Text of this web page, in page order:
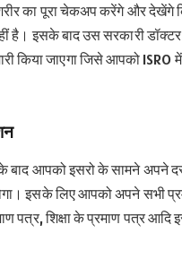
का पूरा चेकअप करेंगे और देखेंगे
है। इसके बाद उस सरकारी डॉक्टर
किया जाएगा जिसे आपको ISRO में
बाद आपको इसरो के सामने अपने
इसके लिए आपको अपने सभी
पत्र, शिक्षा के प्रमाण पत्र आदि